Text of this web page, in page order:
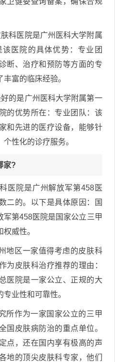
科医院是广州医科大学附属
医院的具体优势：专业团
断、治疗和预防等方面的专
富的临床经验。
的是广州医科大学附属第一
的优势所在：专业团队：该
和先进的医疗设备，能够针
性化的诊疗服务。
家?
医院是广州解放军第458医
二的。以下是具体原因：国
军第458医院是国家公立三甲
威性。
地区一家值得考虑的皮肤科
为皮肤科治疗推荐的理由：
医院是一家公立、正规的大
业性和可靠性。
所作为一家国家公立的三甲
国皮肤病防治的重点单位。
点，还在国内享有极高的声
地的顶尖皮肤科专家，他们